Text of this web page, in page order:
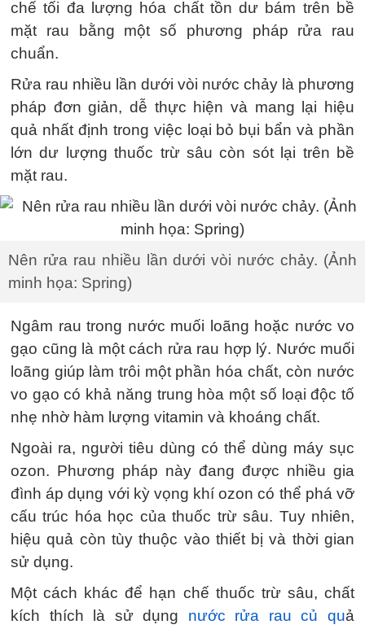
chế tối đa lượng hóa chất tồn dư bám trên bề
mặt rau bằng một số phương pháp rửa rau
chuẩn.
Rửa rau nhiều lần dưới vòi nước chảy là phương
pháp đơn giản, dễ thực hiện và mang lại hiệu
quả nhất định trong việc loại bỏ bụi bẩn và phần
lớn dư lượng thuốc trừ sâu còn sót lại trên bề
mặt rau.
Nên rửa rau nhiều lần dưới vòi nước chảy. (Ảnh
minh họa: Spring)
Ngâm rau trong nước muối loãng hoặc nước vo
gạo cũng là một cách rửa rau hợp lý. Nước muối
loãng giúp làm trôi một phần hóa chất, còn nước
vo gạo có khả năng trung hòa một số loại độc tố
nhẹ nhờ hàm lượng vitamin và khoáng chất.
Ngoài ra, người tiêu dùng có thể dùng máy sục
ozon. Phương pháp này đang được nhiều gia
đình áp dụng với kỳ vọng khí ozon có thể phá vỡ
cấu trúc hóa học của thuốc trừ sâu. Tuy nhiên,
hiệu quả còn tùy thuộc vào thiết bị và thời gian
sử dụng.
Một cách khác để hạn chế thuốc trừ sâu, chất
kích thích là sử dụng nước rửa rau củ quả